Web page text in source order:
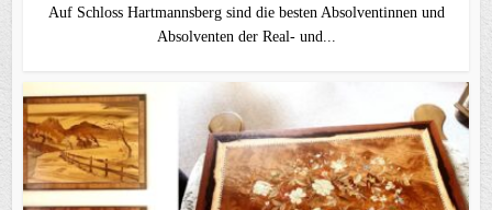
Auf Schloss Hartmannsberg sind die besten Absolventinnen und
Absolventen der Real- und...